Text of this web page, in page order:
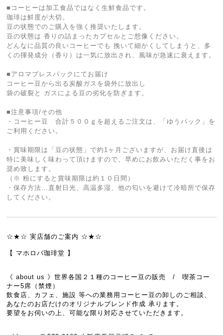
■コーヒーは加工食品ではなく生鮮食品です。
珈琲は鮮度が大切。
豆の状態でのご購入を強く推奨いたします。
豆の状態は 香りの詰まったカプセルとご想像ください。
どんなに品質の良いコーヒーでも 挽いて細かくしてしまうと、多
くの揮発成分（香り）は一気に放出され、風味が急速に衰えます。
■アロマブレスパックにてお届け
コーヒー豆から出る炭酸ガスを袋外に放出し
袋の破裂と ガスによる豆の劣化を防ぎます。
■注意事項/その他
・コーヒー豆 合計５００ｇを超えるご注文は、「ゆうパック」を
ご利用ください。
・賞味期限は「豆の状態」で約1ヶ月ございますが、お届け直後は
特に美味しく味わって頂けますので、早めにお飲みいただく事をお
奨め致します。
（※ 粉にすると賞味期限は約１０日間）
・保存方法…直射日光、高温多湿、他の匂いを避けて冷暗所で保存
してください。
☆★☆ 実店舗のご案内 ☆★☆
【 マホロバ珈琲堂 】
《 about us 》世界各国２１種のコーヒー豆の販売 / 喫茶コー
ナー5席（禁煙）
飲食店、カフェ、施設 等への業務用コーヒー豆の卸しのご相談、
あなたのお店だけのオリジナルブレンド作成 承ります。
要望をお伺いの上、可能な限り対応させていただきます。